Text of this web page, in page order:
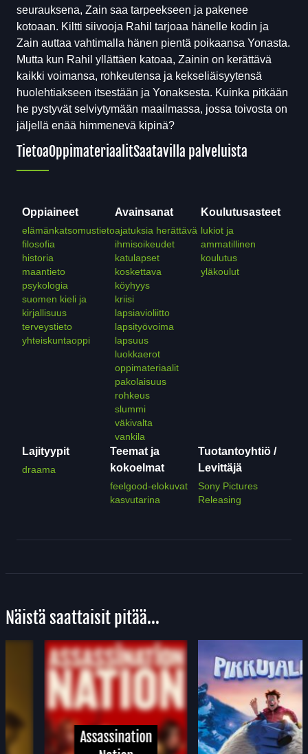
seurauksena, Zain saa tarpeekseen ja pakenee
kotoaan. Kiltti siivooja Rahil tarjoaa hänelle kodin ja
Zain auttaa vahtimalla hänen pientä poikaansa Yonasta.
Mutta kun Rahil yllättäen katoaa, Zainin on kerättävä
kaikki voimansa, rohkeutensa ja kekseliäisyytensä
huolehtiakseen itsestään ja Yonaksesta. Kuinka pitkään
he pystyvät selviytymään maailmassa, jossa toivosta on
jäljellä enää himmenevä kipinä?
TietoaOppimateriaalitSaatavilla palveluista
Oppiaineet
elämänkatsomustieto
filosofia
historia
maantieto
psykologia
suomen kieli ja
kirjallisuus
terveystieto
yhteiskuntaoppi
Avainsanat
ajatuksia herättävä
ihmisoikeudet
katulapset
koskettava
köyhyys
kriisi
lapsiavioliitto
lapsityövoima
lapsuus
luokkaerot
oppimateriaalit
pakolaisuus
rohkeus
slummi
väkivalta
vankila
Koulutusasteet
lukiot ja
ammatillinen
koulutus
yläkoulut
Lajityypit
draama
Teemat ja
kokoelmat
feelgood-elokuvat
kasvutarina
Tuotantoyhtiö /
Levittäjä
Sony Pictures
Releasing
Näistä saattaisit pitää...
Assassination